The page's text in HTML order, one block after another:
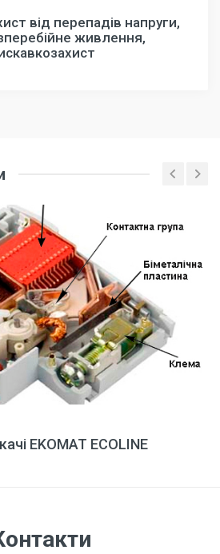
від перепадів напруги,
живлення,
EKOMAT ECOLINE